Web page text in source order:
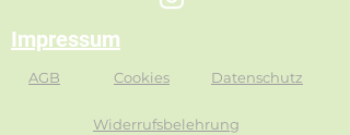
Impressum
AGB Cookies Datenschutz
Widerrufsbelehrung